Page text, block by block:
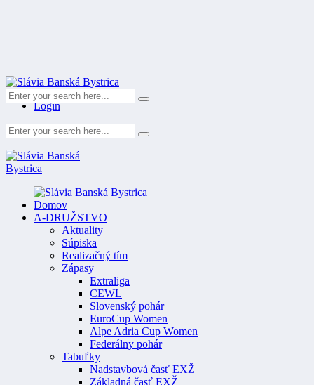
Register
Login
Domov
A-DRUŽSTVO
Aktuality
Súpiska
Realizačný tím
Zápasy
Extraliga
CEWL
Slovenský pohár
EuroCup Women
Alpe Adria Cup Women
Federálny pohár
Tabuľky
Nadstavbová časť EXŽ
Základná časť EXŽ